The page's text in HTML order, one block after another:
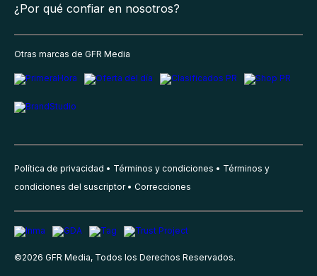
¿Por qué confiar en nosotros?
Otras marcas de GFR Media
Política de privacidad Términos y condiciones
Términos y
condiciones del suscriptor
Correcciones
©2026 GFR Media, Todos los Derechos Reservados.